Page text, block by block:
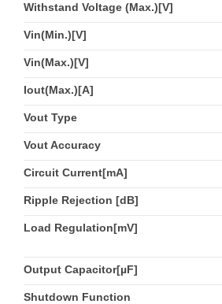
Withstand Voltage (Max.)[V]
Vin(Min.)[V]
Vin(Max.)[V]
Iout(Max.)[A]
Vout Type
Vout Accuracy
Circuit Current[mA]
Ripple Rejection [dB]
Load Regulation[mV]
Output Capacitor[µF]
Shutdown Function